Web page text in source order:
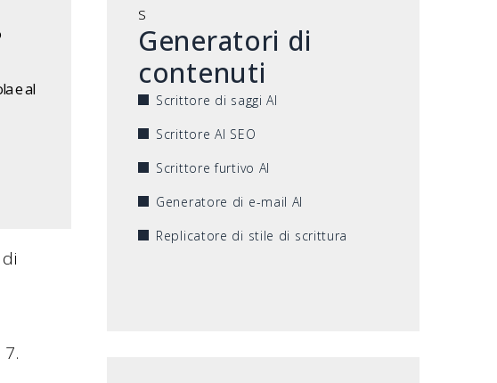
e al
s
Generatori di
contenuti
Scrittore di saggi AI
Scrittore AI SEO
Scrittore furtivo AI
Generatore di e-mail AI
Replicatore di stile di scrittura